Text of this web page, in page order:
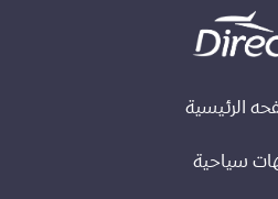
الرئيسية
سياحية